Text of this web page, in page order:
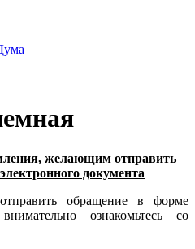
желающим отправить
документа
обращение в форме
ознакомьтесь со